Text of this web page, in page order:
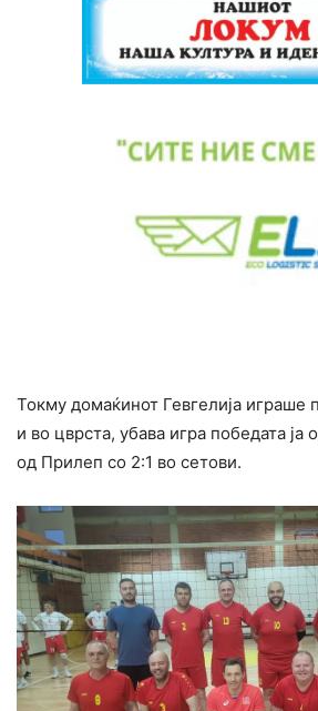
Токму домаќинот Гевгелија играше
и во цврста, убава игра победата ја
од Прилеп со 2:1 во сетови.